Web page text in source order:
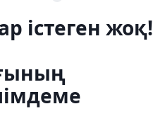
істеген жоқ!